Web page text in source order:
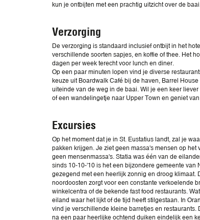
kun je ontbijten met een prachtig uitzicht over de
Verzorging
De verzorging is standaard inclusief ontbijt in het
verschillende soorten sapjes, en koffie of thee. Het
dagen per week terecht voor lunch en diner.
Op een paar minuten lopen vind je diverse
keuze uit Boardwalk Café bij de haven, Barrel
uiteinde van de weg in de baai. Wil je een keer
of een wandelingetje naar Upper Town en geniet
Excursies
Op het moment dat je in St. Eustatius landt, zal je
pakken krijgen. Je ziet geen massa's mensen op
geen mensenmassa's. Statia was één van de
sinds 10-10-'10 is het een bijzondere gemeente
gezegend met een heerlijk zonnig en droog klimaat.
noordoosten zorgt voor een constante verkoelende
winkelcentra of de bekende fast food restaurants.
eiland waar het lijkt of de tijd heeft stilgestaan. In
vind je verschillende kleine barretjes en restaurants.
na een paar heerlijke ochtend duiken eindelijk een